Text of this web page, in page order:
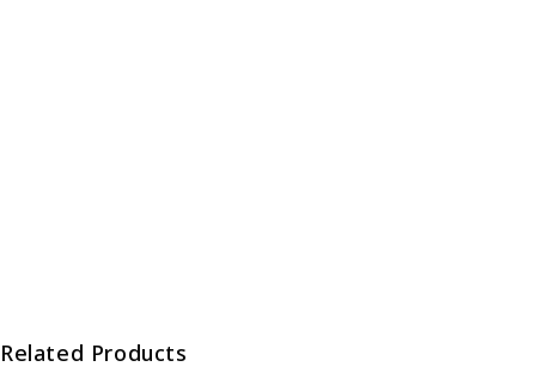
Related Products